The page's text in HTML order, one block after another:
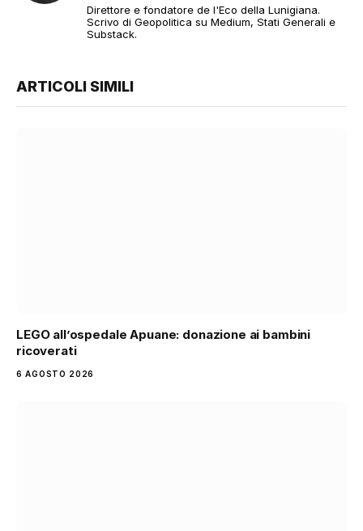
Direttore e fondatore de l'Eco della Lunigiana.
Scrivo di Geopolitica su Medium, Stati Generali e
Substack.
ARTICOLI SIMILI
LEGO all’ospedale Apuane: donazione ai bambini
ricoverati
6 AGOSTO 2026